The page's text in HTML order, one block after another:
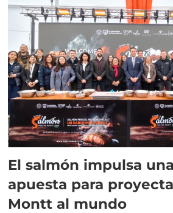
El salmón impulsa
apuesta para
Montt al mundo